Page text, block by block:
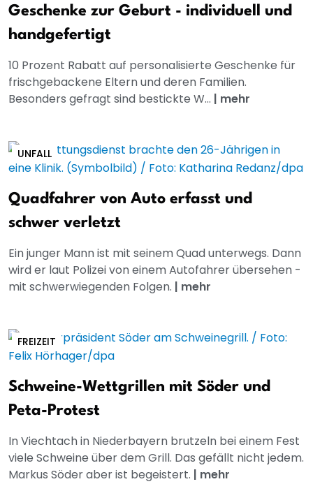
Geschenke zur Geburt - individuell und
handgefertigt
10 Prozent Rabatt auf personalisierte Geschenke für
frischgebackene Eltern und deren Familien.
Besonders gefragt sind bestickte W... | mehr
UNFALL
Quadfahrer von Auto erfasst und
schwer verletzt
Ein junger Mann ist mit seinem Quad unterwegs. Dann
wird er laut Polizei von einem Autofahrer übersehen -
mit schwerwiegenden Folgen. | mehr
FREIZEIT
Schweine-Wettgrillen mit Söder und
Peta-Protest
In Viechtach in Niederbayern brutzeln bei einem Fest
viele Schweine über dem Grill. Das gefällt nicht jedem.
Markus Söder aber ist begeistert. | mehr